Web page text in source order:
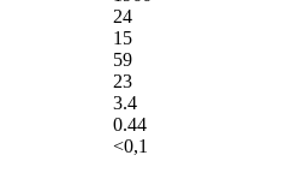
24
15
59
23
3.4
0.44
<0,1